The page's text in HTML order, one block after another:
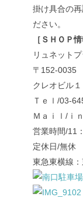
掛け具合の
ださい。
［ＳＨＯＰ情
リュネット
〒152-0035
クレオビル
Ｔｅｌ/03-
Ｍａｉｌ/ｉ
営業時間/11
定休日/無休
東急東横線